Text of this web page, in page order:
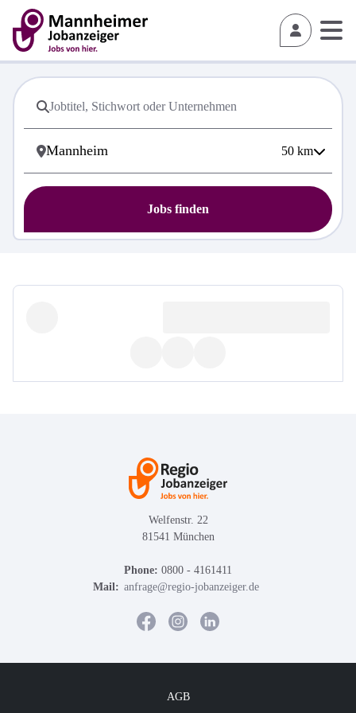
50 km
Jobs finden
Welfenstr. 22
81541 München
Phone: 0800 - 4161411
Mail: anfrage@regio-jobanzeiger.de
AGB